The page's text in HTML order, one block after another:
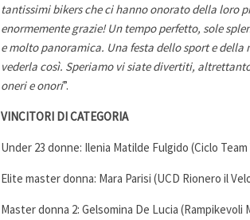
tantissimi bikers che ci hanno onorato della loro
enormemente grazie! Un tempo perfetto, sole
e molto panoramica. Una festa dello sport e
vederla così. Speriamo vi siate divertiti,
oneri e onori”.
VINCITORI DI CATEGORIA
Under 23 donne: Ilenia Matilde Fulgido (Ciclo
Elite master donna: Mara Parisi (UCD Rionero il
Master donna 2: Gelsomina De Lucia (Rampikevoli